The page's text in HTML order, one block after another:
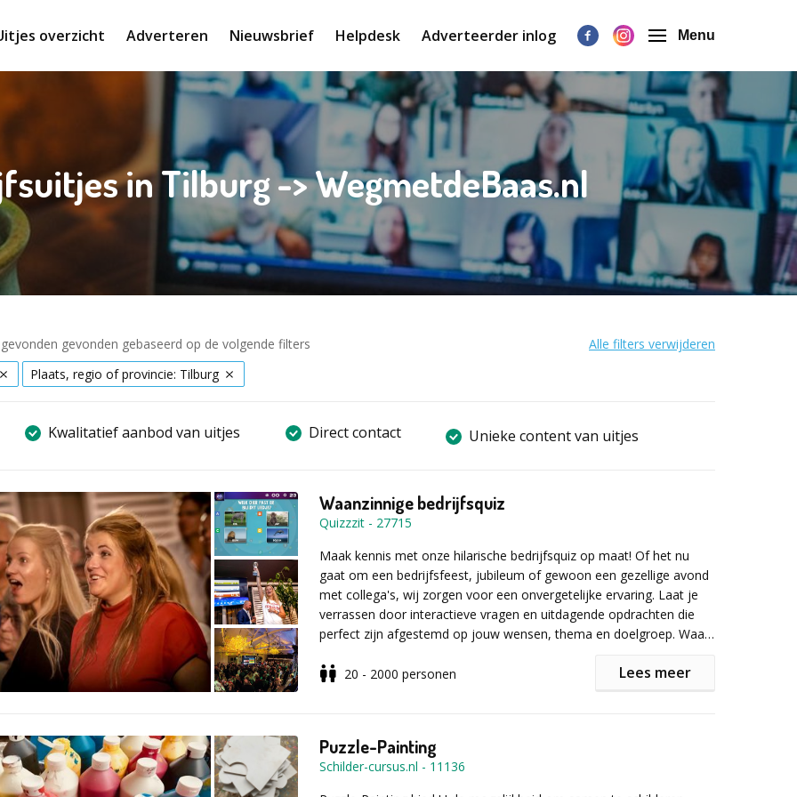
overzicht Adverteren Nieuwsbrief Helpdesk Adverteerder inlog Menu
in Tilburg -> WegmetdeBaas.nl
gevonden gebaseerd op de volgende filters
Alle filters verwijderen
Plaats, regio of provincie: Tilburg
Kwalitatief aanbod van uitjes Direct contact Unieke content van uitjes
Waanzinnige bedrijfsquiz
Quizzzit - 27715
Maak kennis met onze hilarische bedrijfsquiz op maat! Of het nu
gaat om een bedrijfsfeest, jubileum of gewoon een gezellige avond
met collega's, wij zorgen voor een onvergetelijke ervaring. Laat je
verrassen door interactieve vragen en uitdagende opdrachten die
perfect zijn afgestemd op jouw wensen, thema en doelgroep. Waar
deze bedrijfsquiz op maat!
bedrijfsfeest, een verjaardag of een teambuildingactiviteit, een quiz
op maat zorgt voor een interactieve en vermakelijke ervaring die
perfect past bij jouw doelgroep en thema. Onze professionele
20 - 2000 personen Lees meer
Puzzle-Painting
Schilder-cursus.nl - 11136